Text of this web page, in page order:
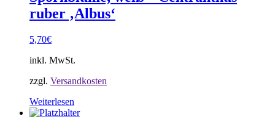
ruber ‚Albus‘
5,70€
inkl. MwSt.
zzgl. Versandkosten
Weiterlesen